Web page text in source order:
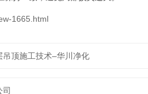
1665.html
顶施工技术–华川净化